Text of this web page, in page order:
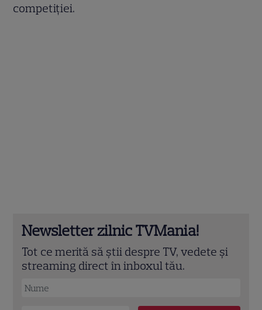
competiției.
Newsletter zilnic TVMania!
Tot ce merită să știi despre TV, vedete și
streaming direct în inboxul tău.